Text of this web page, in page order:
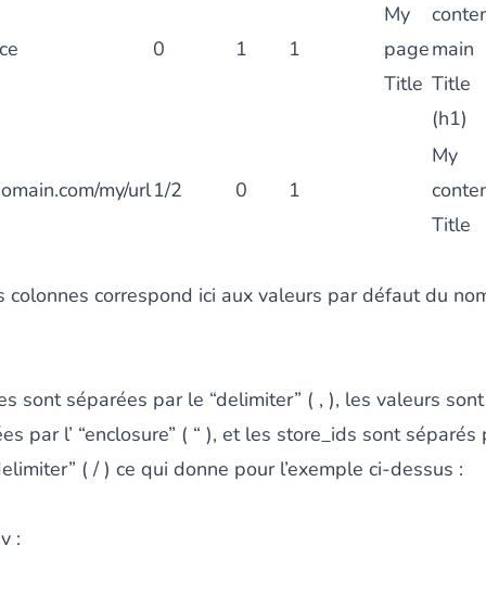
0 1 1
My
page
Title
main
Title
(h1)
my/url1/2 0 1
My
Title
colonnes correspond ici aux valeurs par défaut du
sont séparées par le “delimiter” ( , ), les valeurs sont
par l’ “enclosure” ( “ ), et les store_ids sont séparés
( / ) ce qui donne pour l’exemple ci-dessus :
: